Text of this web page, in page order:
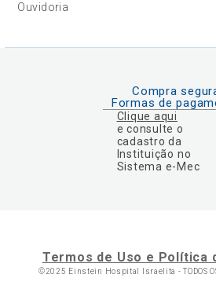
Ouvidoria
Compra
Formas de
Clique aqui
e consulte o
cadastro da
Instituição no
Sistema e-Mec
Termos de Uso e Política
©2025 Einstein Hospital Israelita -TODOS